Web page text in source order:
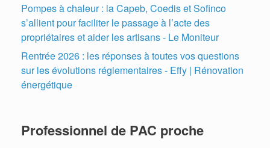
Pompes à chaleur : la Capeb, Coedis et Sofinco
s’allient pour faciliter le passage à l’acte des
propriétaires et aider les artisans - Le Moniteur
Rentrée 2026 : les réponses à toutes vos questions
sur les évolutions réglementaires - Effy | Rénovation
énergétique
Professionnel de PAC proche